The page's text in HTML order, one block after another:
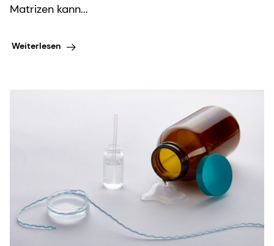
Matrizen kann...
Weiterlesen